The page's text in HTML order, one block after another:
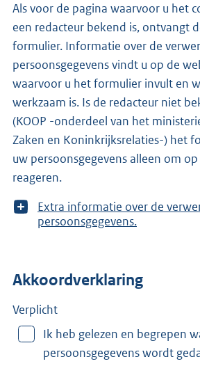
Als voor de pagina waarvoor u het
een redacteur bekend is, ontvangt
formulier. Informatie over de
persoonsgegevens vindt u op de
waarvoor u het formulier invult en
werkzaam is. Is de redacteur niet bekend, ontvangen wij
(KOOP -onderdeel van het
Zaken en Koninkrijksrelaties-) het
uw persoonsgegevens alleen om
reageren.
T
o
e
r
n
Extra informatie over de verwerking van uw
persoonsgegevens.
Akkoordverklaring
Verplicht
Ik heb gelezen en begrepen
persoonsgegevens wordt